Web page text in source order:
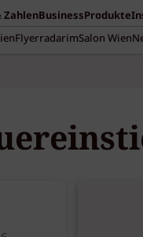
BusinessProdukte
FlyerradarimSalon Wien